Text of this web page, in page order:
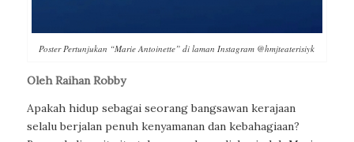
Poster Pertunjukan “Marie Antoinette” di laman Instagram @hmjteaterisiyk
Oleh Raihan Robby
Apakah hidup sebagai seorang bangsawan kerajaan
selalu berjalan penuh kenyamanan dan kebahagiaan?